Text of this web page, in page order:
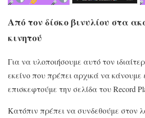
Από τον δίσκο βινυλίου στα
κινητού
Για να υλοποιήσουμε αυτό τον
εκείνο που πρέπει αρχικά να κάνουμε
επισκεφτούμε την σελίδα του Record
Κατόπιν πρέπει να συνδεθούμε στον